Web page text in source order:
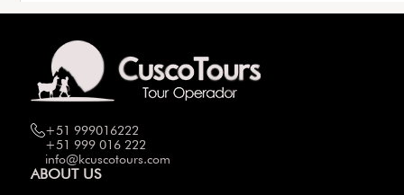
+51 999016222
+51 999 016 222
info@kcuscotours.com
ABOUT US